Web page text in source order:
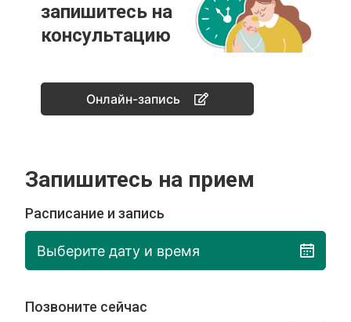
запишитесь на
консультацию
Онлайн-запись
Запишитесь на прием
Расписание и запись
Выберите дату и время
Позвоните сейчас